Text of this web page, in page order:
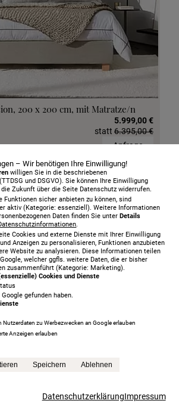
200 x 200 cm, mit Matratze/n
5.999,00 €
statt 6.395,00 €
Anfrage
Anfrage
– Wir benötigen Ihre Einwilligung!
willigen Sie in die beschriebenen
und DSGVO). Sie können Ihre Einwilligung
Zukunft über die Seite Datenschutz widerrufen.
Funktionen sicher anbieten zu können, sind
aktiv (Kategorie: essenziell). Weitere Informationen
Daten finden Sie unterDetails
.
Cookies und externe Dienste mit Ihrer Einwilligung
Anzeigen zu personalisieren, Funktionen anzubieten
Website zu analysieren. Diese Informationen teilen
welcher ggfls. weitere Daten, die er bisher
zusammenführt (Kategorie: Marketing).
Cookies und Dienste
gefunden haben.
Nutzerdaten zu Werbezwecken an Google erlauben
Anzeigen erlauben
Speichern Ablehnen
DatenschutzerklärungImpressum